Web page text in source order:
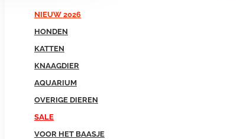
NIEUW 2026
HONDEN
KATTEN
KNAAGDIER
AQUARIUM
OVERIGE DIEREN
SALE
VOOR HET BAASJE